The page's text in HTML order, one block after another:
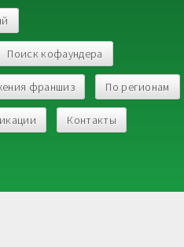
Поиск кофаундера
франшиз По регионам
Контакты